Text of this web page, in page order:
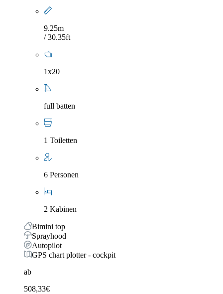
9.25m
/ 30.35ft
1x20
full batten
1 Toiletten
6 Personen
2 Kabinen
Bimini top
Sprayhood
Autopilot
GPS chart plotter - cockpit
ab
508,33€